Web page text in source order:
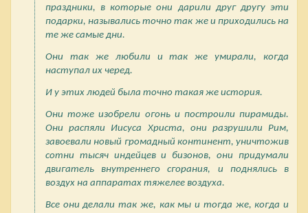
праздники, в которые они дарили друг другу эти
подарки, назывались точно так же и приходились на
те же самые дни.
Они так же любили и так же умирали, когда
наступал их черед.
И у этих людей была точно такая же история.
Они тоже изобрели огонь и построили пирамиды.
Они распяли Иисуса Христа, они разрушили Рим,
завоевали новый громадный континент, уничтожив
сотни тысяч индейцев и бизонов, они придумали
двигатель внутреннего сгорания, и поднялись в
воздух на аппаратах тяжелее воздуха.
Все они делали так же, как мы и тогда же, когда и